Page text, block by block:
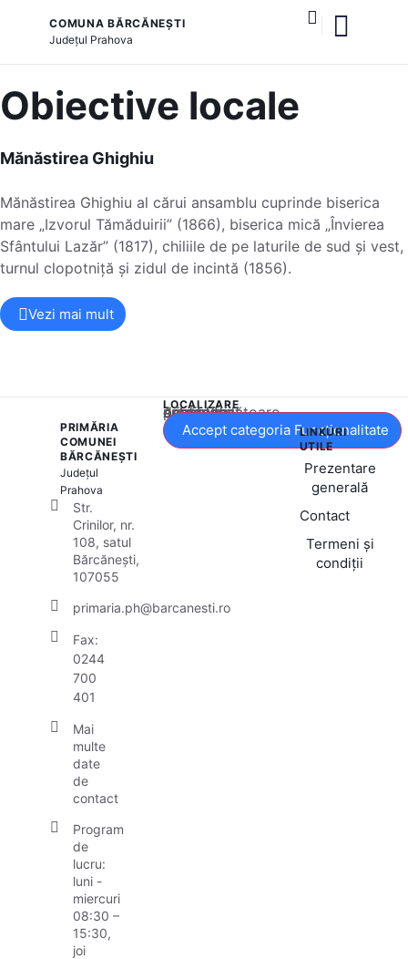
COMUNA BĂRCĂNEȘTI
Județul Prahova
Obiective locale
Mănăstirea Ghighiu
Mănăstirea Ghighiu al cărui ansamblu cuprinde biserica
mare „Izvorul Tămăduirii” (1866), biserica mică „Învierea
Sfântului Lazăr” (1817), chiliile de pe laturile de sud și vest,
turnul clopotniță și zidul de incintă (1856).
Vezi mai mult
PRIMĂRIA
COMUNEI
BĂRCĂNEȘTI
Județul
Prahova
Str.
Crinilor, nr.
108, satul
Bărcănești,
107055
primaria.ph@barcanesti.ro
Fax:
0244
700
401
Mai
multe
date
de
contact
Program
de
lucru:
luni -
miercuri
08:30 –
15:30,
joi
LOCALIZARE
Acest conținut este blocat până când acceptați categoria corespunzătoare de cookie-uri.
Accept categoria Funcționalitate
LINKURI
UTILE
Prezentare
generală
Contact
Termeni și
condiții